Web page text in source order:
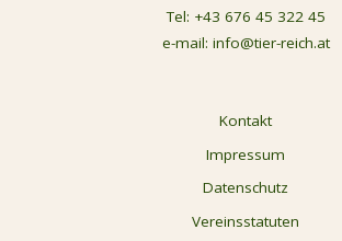
Tel: +43 676 45 322 45
e-mail: info@tier-reich.at
Kontakt
Impressum
Datenschutz
Vereinsstatuten